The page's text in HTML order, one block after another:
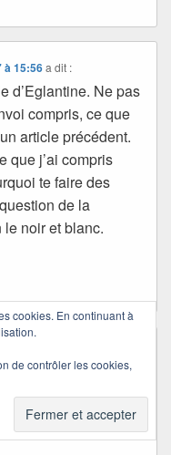
à 15:56 a dit :
d’Eglantine. Ne pas
compris, ce que
article précédent.
que j’ai compris
te faire des
de la
le noir et blanc.
une chose est sûr
les achats
cookies. En continuant à
de contrôler les cookies,